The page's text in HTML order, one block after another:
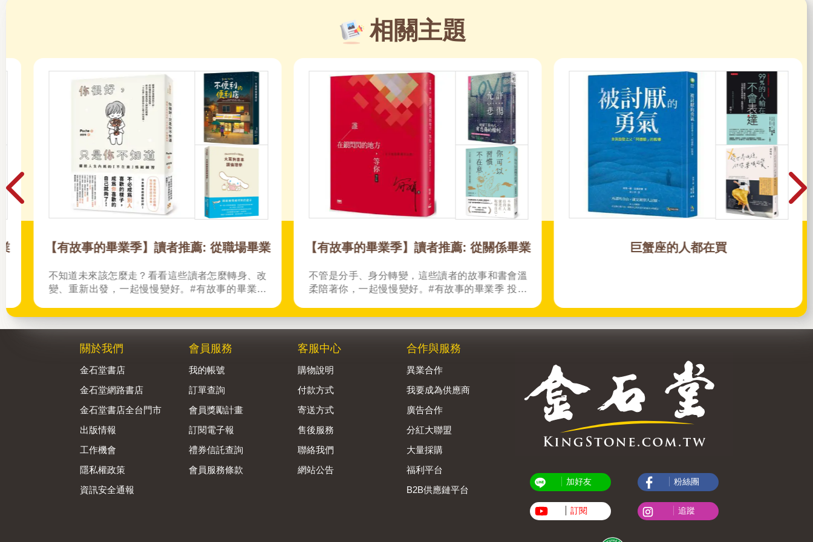
相關主題
【有故事的畢業季】讀者推薦: 從職場畢業
不知道未來該怎麼走？看看這些讀者怎麼轉身、改
變、重新出發，一起慢慢變好。#有故事的畢業季
幣！
【有故事的畢業季】讀者推薦: 從關係畢業
不管是分手、身分轉變，這些讀者的故事和書會溫
柔陪著你，一起慢慢變好。#有故事的畢業季 投稿
巨蟹座的人都在買
關於我們
金石堂書店
金石堂網路書店
金石堂書店全台門市
出版情報
工作機會
隱私權政策
資訊安全通報
會員服務
我的帳號
訂單查詢
會員獎勵計畫
訂閱電子報
禮券信託查詢
會員服務條款
客服中心
購物說明
付款方式
寄送方式
售後服務
聯絡我們
網站公告
合作與服務
異業合作
我要成為供應商
廣告合作
分紅大聯盟
大量採購
福利平台
B2B供應鏈平台
加好友
訂閱
粉絲團
追蹤